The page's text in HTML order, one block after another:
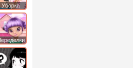
Уборка